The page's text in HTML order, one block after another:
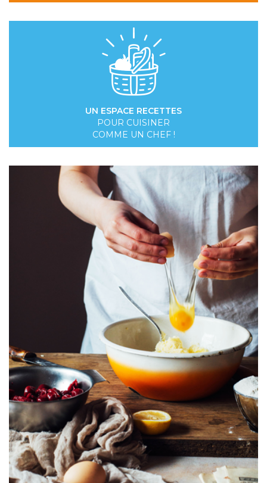
UN ESPACE RECETTES
POUR CUISINER
COMME UN CHEF !